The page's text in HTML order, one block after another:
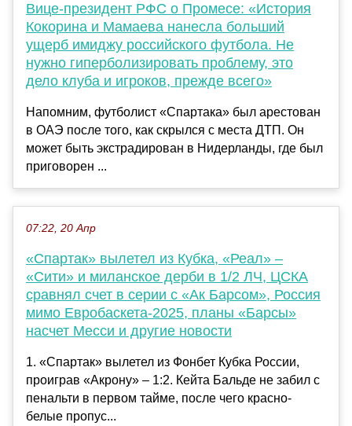
Вице-президент РФС о Промесе: «История
Кокорина и Мамаева нанесла больший
ущерб имиджу российского футбола. Не
нужно гиперболизировать проблему, это
дело клуба и игроков, прежде всего»
Напомним, футболист «Спартака» был арестован
в ОАЭ после того, как скрылся с места ДТП. Он
может быть экстрадирован в Нидерланды, где был
приговорен ...
07:22, 20 Апр
«Спартак» вылетел из Кубка, «Реал» –
«Сити» и миланское дерби в 1/2 ЛЧ, ЦСКА
сравнял счет в серии с «Ак Барсом», Россия
мимо Евробаскета-2025, планы «Барсы»
насчет Месси и другие новости
1. «Спартак» вылетел из Фонбет Кубка России,
проиграв «Акрону» – 1:2. Кейта Бальде не забил с
пенальти в первом тайме, после чего красно-
белые пропус...